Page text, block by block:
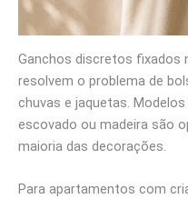
Ganchos discretos fixados
resolvem o problema de
chuvas e jaquetas.
escovado ou madeira são
maioria das decorações.
Para apartamentos com